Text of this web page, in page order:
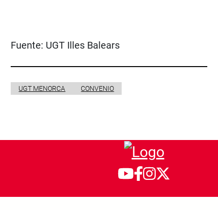
Fuente: UGT Illes Balears
UGT MENORCA CONVENIO